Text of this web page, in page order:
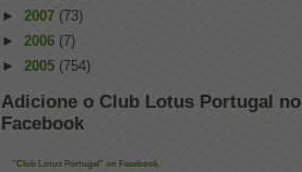
► 2007 (73)
► 2006 (7)
► 2005 (754)
Adicione o Club Lotus Portugal no
Facebook
"Club Lotus Portugal" on Facebook